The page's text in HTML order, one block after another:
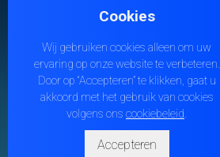
Steenweg 32
+32 474 38 21 04
info@jnsmotors.be
BE1005.210.901
Socials
Cookies
Wij gebruiken cookies alleen om uw
ervaring op onze website te verbeteren.
Door op “Accepteren” te klikken, gaat u
akkoord met het gebruik van cookies
volgens ons cookiebeleid.
Accepteren